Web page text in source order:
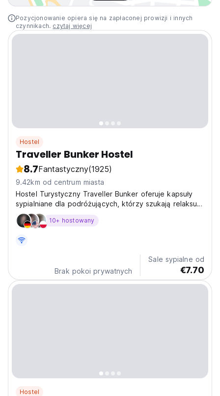
Pozycjonowanie opiera się na zapłaconej prowizji i innych
czynnikach. czytaj więcej
Hostel
Traveller Bunker Hostel
8.7Fantastyczny(1925)
9.42km od centrum miasta
Hostel Turystyczny Traveller Bunker oferuje kapsuły
sypialniane dla podróżujących, którzy szukają relaksu i
wygodnego snu.
10+ hostowany
Brak pokoi prywatnych
Sale sypialne od
€7.70
Hostel